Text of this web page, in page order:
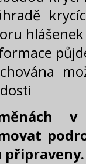
v
připraveny.